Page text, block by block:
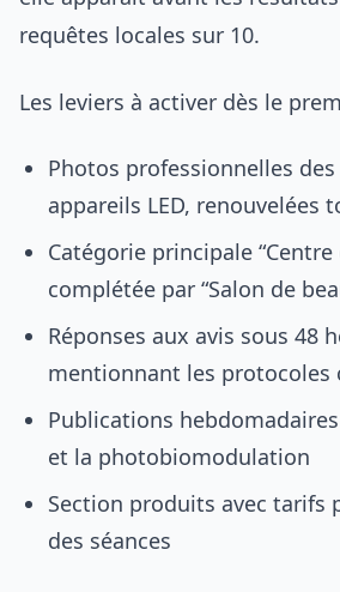
requêtes locales sur 10.
Les leviers à activer dès le
Photos professionnelles
appareils LED, renouvelées
Catégorie principale
complétée par “Salon de
Réponses aux avis sous 48
mentionnant les protocoles
Publications
et la photobiomodulation
Section produits avec tarifs
des séances